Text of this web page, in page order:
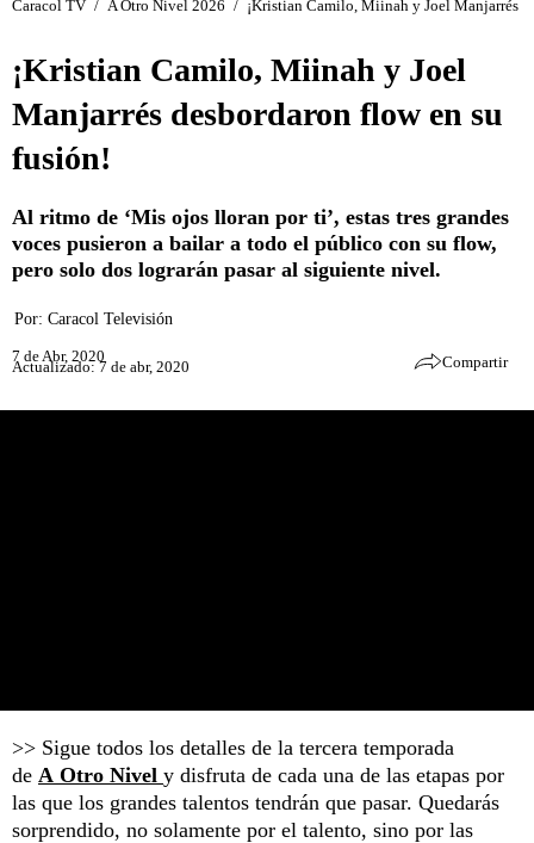
Caracol TV / A Otro Nivel 2026 / ¡Kristian Camilo, Miinah y Joel Manjarrés
¡Kristian Camilo, Miinah y Joel
Manjarrés desbordaron flow en su
fusión!
Al ritmo de ‘Mis ojos lloran por ti’, estas tres grandes
voces pusieron a bailar a todo el público con su flow,
pero solo dos lograrán pasar al siguiente nivel.
Por: Caracol Televisión
7 de Abr, 2020
Actualizado: 7 de abr, 2020 Compartir
>> Sigue todos los detalles de la tercera temporada
de A Otro Nivel y disfruta de cada una de las etapas por
las que los grandes talentos tendrán que pasar. Quedarás
sorprendido, no solamente por el talento, sino por las